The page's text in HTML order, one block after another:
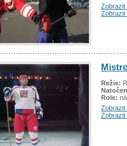
Zobrazit
Zobrazit
Režie:
Role:
Zobrazit
Zobrazit